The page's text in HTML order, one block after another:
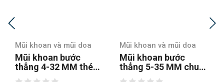
Mũi khoan và mũi doa
Mũi khoan bước
thẳng 5-35 MM chuôi
tròn
Mũi khoan và mũi doa
Mũi khoan bước
thẳng chuôi tròn 4-12
hss4241 tin